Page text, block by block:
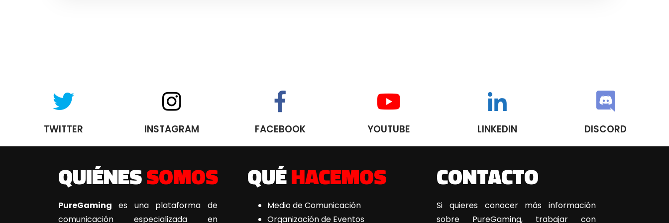
TWITTER INSTAGRAM FACEBOOK YOUTUBE LINKEDIN DISCORD
QUIÉNESSOMOS
PureGaming es una plataforma de
comunicación especializada en
QUÉHACEMOS
Medio de Comunicación
Organización de Eventos
CONTACTO
Si quieres conocer más información
sobre PureGaming, trabajar con